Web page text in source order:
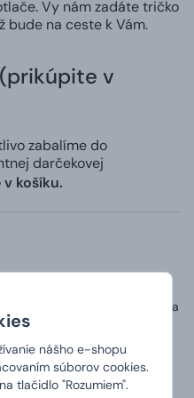
nášho e-shopu
súborov cookies.
tlačidlo "Rozumiem".
Vy nám zadáte tričko
bude na ceste k Vám.
v
zabalíme do
darčekovej
košíku.
průkrčníku a zpevňující páska
potištěno v ČR